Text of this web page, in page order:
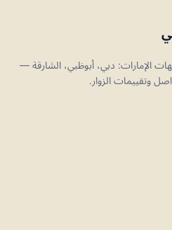
الإمارات: دبي، أبوظبي، الشارقة —
وتقييمات الزوار.